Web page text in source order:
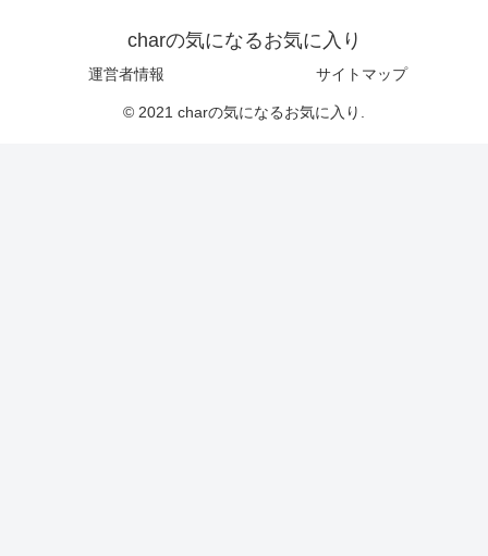
charの気になるお気に入り
運営者情報 サイトマップ
© 2021 charの気になるお気に入り.